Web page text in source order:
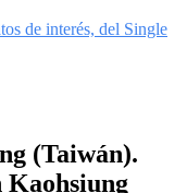
de interés, del Single
(Taiwán).
Kaohsiung